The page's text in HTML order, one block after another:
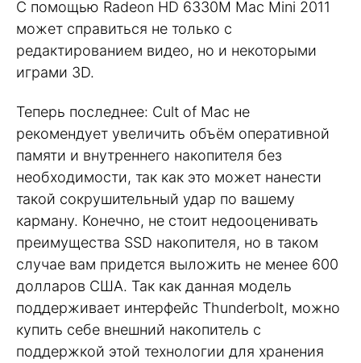
С помощью Radeon HD 6330M Mac Mini 2011
может справиться не только с
редактированием видео, но и некоторыми
играми 3D.
Теперь последнее: Cult of Mac не
рекомендует увеличить объём оперативной
памяти и внутреннего накопителя без
необходимости, так как это может нанести
такой сокрушительный удар по вашему
карману. Конечно, не стоит недооценивать
преимущества SSD накопителя, но в таком
случае вам придется выложить не менее 600
долларов США. Так как данная модель
поддерживает интерфейс Thunderbolt, можно
купить себе внешний накопитель с
поддержкой этой технологии для хранения